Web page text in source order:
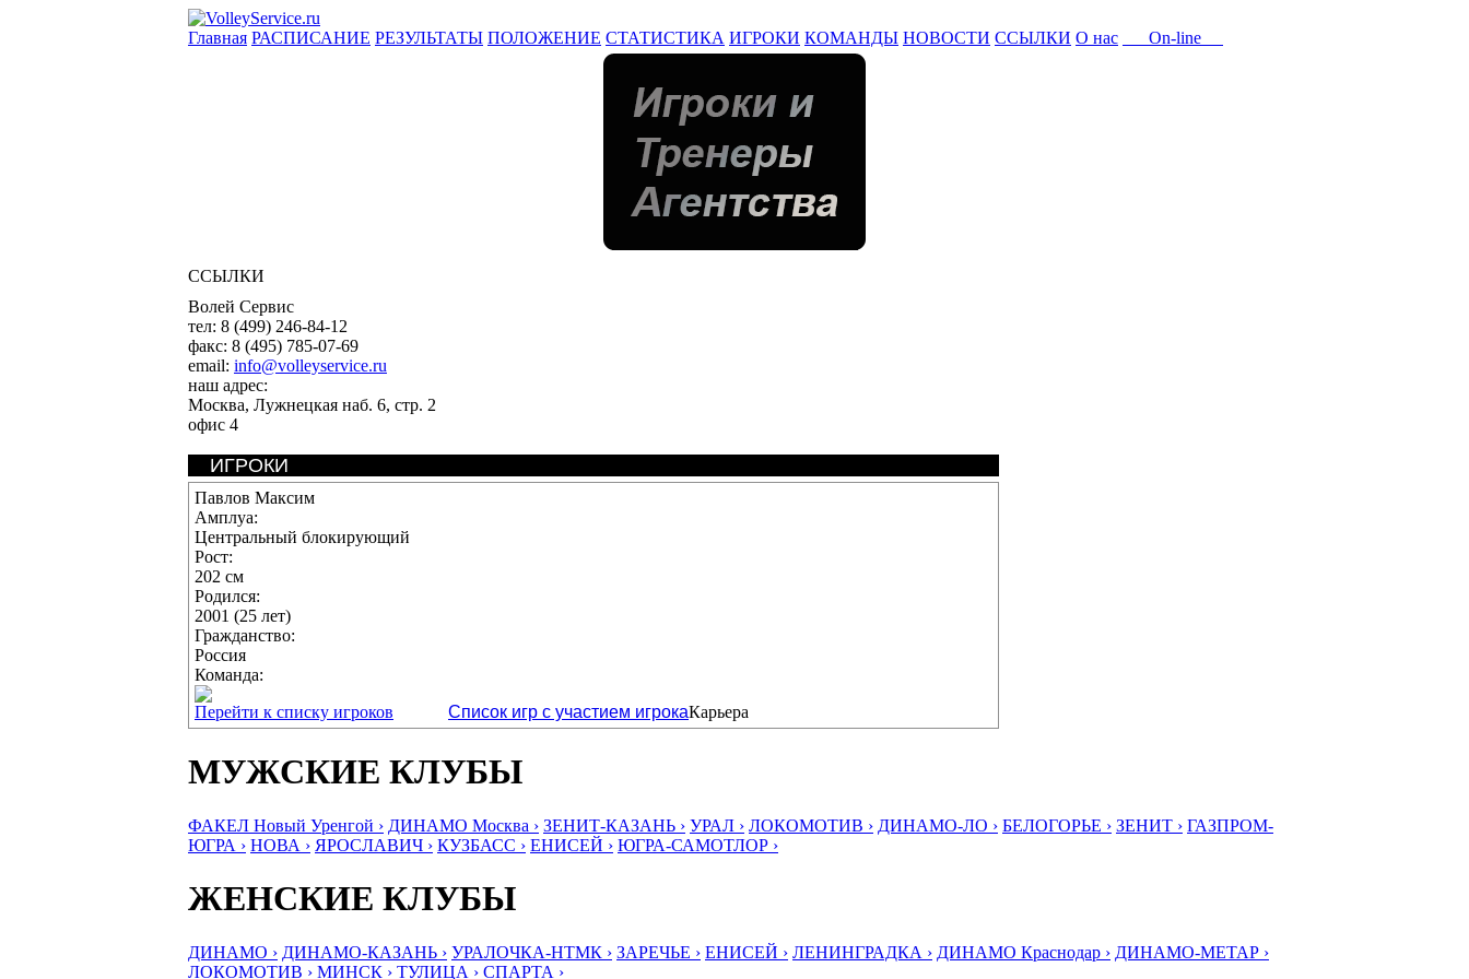
Главная РАСПИСАНИЕ РЕЗУЛЬТАТЫ ПОЛОЖЕНИЕ СТАТИСТИКА ИГРОКИ КОМАНДЫ НОВОСТИ ССЫЛКИ О нас On-line
ССЫЛКИ
Волей Сервис
тел: 8 (499) 246-84-12
факс: 8 (495) 785-07-69
email: info@volleyservice.ru
наш адрес:
Москва, Лужнецкая наб. 6, стр. 2
офис 4
ИГРОКИ
Павлов Максим
Амплуа:
Центральный блокирующий
Рост:
202 см
Родился:
2001 (25 лет)
Гражданство:
Россия
Команда:
Перейти к списку игроков
Список игр с участием игрокаКарьера
МУЖСКИЕ КЛУБЫ
ФАКЕЛ Новый Уренгой › ДИНАМО Москва › ЗЕНИТ-КАЗАНЬ › УРАЛ › ЛОКОМОТИВ › ДИНАМО-ЛО › БЕЛОГОРЬЕ › ЗЕНИТ › ГАЗПРОМ-
ЮГРА › НОВА › ЯРОСЛАВИЧ › КУЗБАСС › ЕНИСЕЙ › ЮГРА-САМОТЛОР ›
ЖЕНСКИЕ КЛУБЫ
ДИНАМО › ДИНАМО-КАЗАНЬ › УРАЛОЧКА-НТМК › ЗАРЕЧЬЕ › ЕНИСЕЙ › ЛЕНИНГРАДКА › ДИНАМО Краснодар › ДИНАМО-МЕТАР ›
ЛОКОМОТИВ › МИНСК › ТУЛИЦА › СПАРТА ›